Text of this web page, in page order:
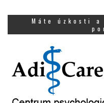
Máte úzkosti a